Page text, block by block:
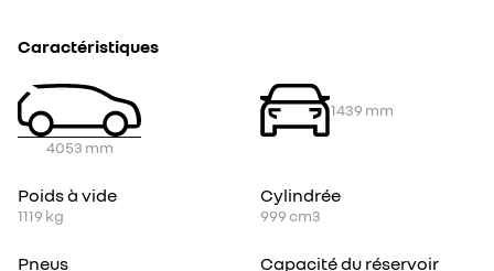
Caractéristiques
4053 mm
1439 mm
Poids à vide
1119 kg
Cylindrée
999cm3
Pneus Capacité du réservoir